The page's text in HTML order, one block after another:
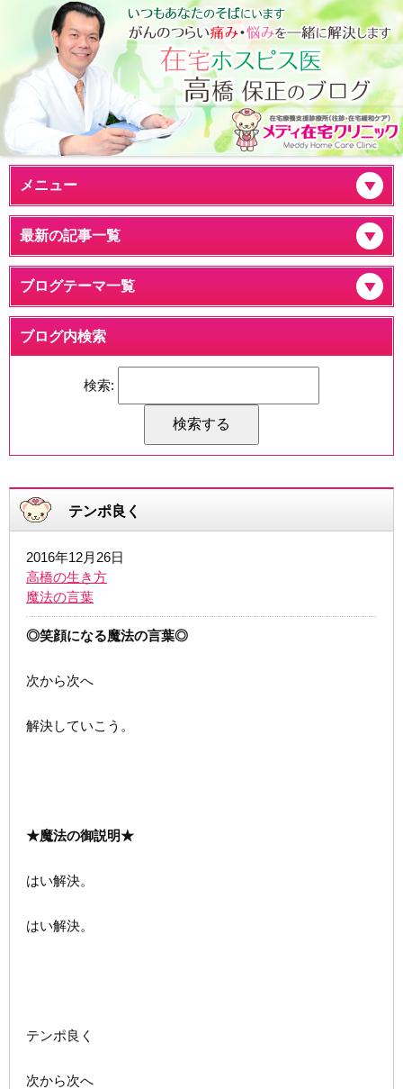
メニュー
最新の記事一覧
ブログテーマ一覧
ブログ内検索
検索:
テンポ良く
2016年12月26日
高橋の生き方
魔法の言葉
◎笑顔になる魔法の言葉◎
次から次へ
解決していこう。
★魔法の御説明★
はい解決。
はい解決。
テンポ良く
次から次へ